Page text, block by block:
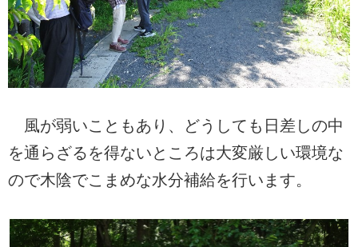
風が弱いこともあり、どうしても日差しの中
を通らざるを得ないところは大変厳しい環境な
ので木陰でこまめな水分補給を行います。